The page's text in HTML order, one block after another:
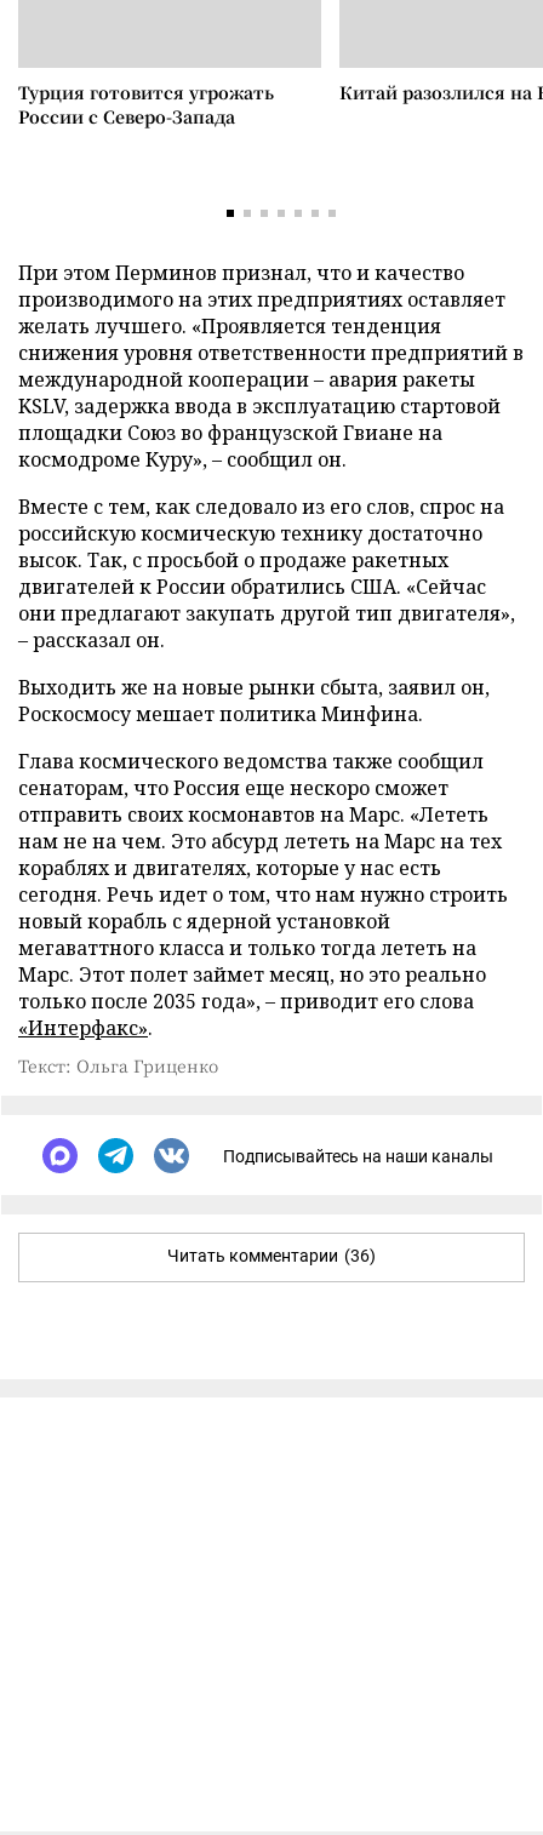
Турция готовится угрожать
России с Северо-Запада
Китай разозлился на
При этом Перминов признал, что и качество
производимого на этих предприятиях оставляет
желать лучшего. «Проявляется тенденция
снижения уровня ответственности предприятий в
международной кооперации– авария ракеты
KSLV, задержка ввода в эксплуатацию стартовой
площадки Союз во французской Гвиане на
космодроме Куру»,– сообщил он.
Вместе с тем, как следовало из его слов, спрос на
российскую космическую технику достаточно
высок. Так, с просьбой о продаже ракетных
двигателей к России обратились США. «Сейчас
они предлагают закупать другой тип двигателя»,
–рассказал он.
Выходить же на новые рынки сбыта, заявил он,
Роскосмосу мешает политика Минфина.
Глава космического ведомства также сообщил
сенаторам, что Россия еще нескоро сможет
отправить своих космонавтов на Марс. «Лететь
нам не на чем. Это абсурд лететь на Марс на тех
кораблях и двигателях, которые у нас есть
сегодня. Речь идет о том, что нам нужно строить
новый корабль с ядерной установкой
мегаваттного класса и только тогда лететь на
Марс. Этот полет займет месяц, но это реально
только после 2035 года»,–приводит его слова
«Интерфакс».
Текст: Ольга Гриценко
Подписывайтесь на наши каналы
Читать комментарии (36)